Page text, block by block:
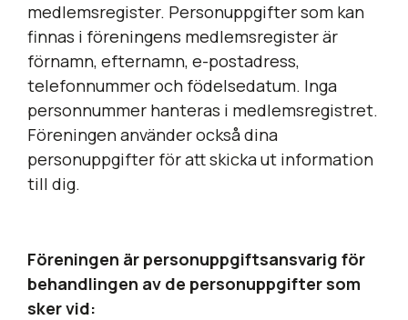
medlemsregister. Personuppgifter som kan
finnas i föreningens medlemsregister är
förnamn, efternamn, e-postadress,
telefonnummer och födelsedatum. Inga
personnummer hanteras i medlemsregistret.
Föreningen använder också dina
personuppgifter för att skicka ut information
till dig.
Föreningen är personuppgiftsansvarig för
behandlingen av de personuppgifter som
sker vid: